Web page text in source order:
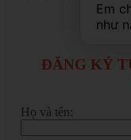
ĐĂNG KÝ
Họ và tên:
Em